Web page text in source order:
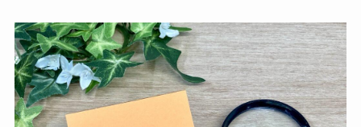
事務所概要
アクセス
お問い合わせ